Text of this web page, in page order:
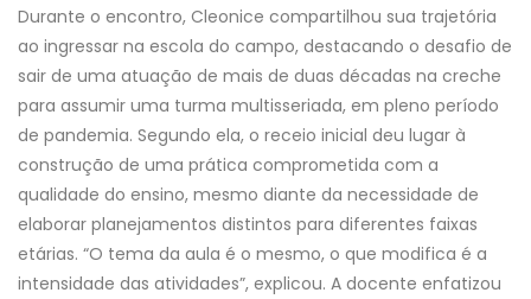
Durante o encontro, Cleonice compartilhou sua trajetória
ao ingressar na escola do campo, destacando o desafio de
sair de uma atuação de mais de duas décadas na creche
para assumir uma turma multisseriada, em pleno período
de pandemia. Segundo ela, o receio inicial deu lugar à
construção de uma prática comprometida com a
qualidade do ensino, mesmo diante da necessidade de
elaborar planejamentos distintos para diferentes faixas
etárias. “O tema da aula é o mesmo, o que modifica é a
intensidade das atividades”, explicou. A docente enfatizou